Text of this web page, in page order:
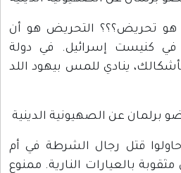
هو تحريض؟؟؟ التحريض هو أن
كنيست إسرائيل. في دولة
ينادي للمس بيهود اللد
برلمان عن الصهيونية الدينية
قتل رجال الشرطة في أم
بالعيارات النارية. ممنوع